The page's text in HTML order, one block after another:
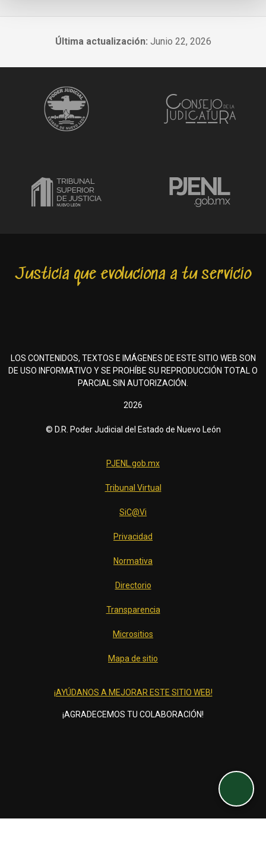
Última actualización: Junio 22, 2026
Justicia que evoluciona a tu servicio
LOS CONTENIDOS, TEXTOS E IMÁGENES DE ESTE SITIO WEB SON
DE USO INFORMATIVO Y SE PROHÍBE SU REPRODUCCIÓN TOTAL O
PARCIAL SIN AUTORIZACIÓN.
2026
© D.R. Poder Judicial del Estado de Nuevo León
PJENL.gob.mx
Tribunal Virtual
SiC@Vi
Privacidad
Normativa
Directorio
Transparencia
Micrositios
Mapa de sitio
¡AYÚDANOS A MEJORAR ESTE SITIO WEB!
¡AGRADECEMOS TU COLABORACIÓN!